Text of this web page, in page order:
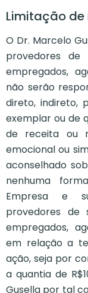
Limitação
O Dr. Marcelo
provedores de
empregados,
não serão
direto, indireto,
exemplar ou de
de receita ou
emocional ou
aconselhado
nenhuma
Empresa e
provedores de
empregados,
em relação a
ação, seja por
a quantia de
Gusella por tal